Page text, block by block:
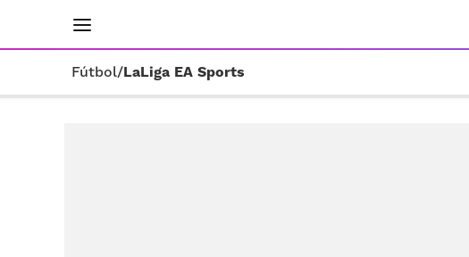
Fútbol/LaLiga EA Sports